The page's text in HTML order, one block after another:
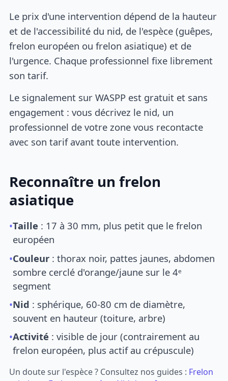
Le prix d'une intervention dépend de la hauteur
et de l'accessibilité du nid, de l'espèce (guêpes,
frelon européen ou frelon asiatique) et de
l'urgence. Chaque professionnel fixe librement
son tarif.
Le signalement sur WASPP est gratuit et sans
engagement : vous décrivez le nid, un
professionnel de votre zone vous recontacte
avec son tarif avant toute intervention.
Reconnaître un frelon
asiatique
•Taille : 17 à 30 mm, plus petit que le frelon
européen
•Couleur : thorax noir, pattes jaunes, abdomen
sombre cerclé d'orange/jaune sur le 4ᵉ
segment
•Nid : sphérique, 60-80 cm de diamètre,
souvent en hauteur (toiture, arbre)
•Activité : visible de jour (contrairement au
frelon européen, plus actif au crépuscule)
Un doute sur l'espèce ? Consultez nos guides : Frelon